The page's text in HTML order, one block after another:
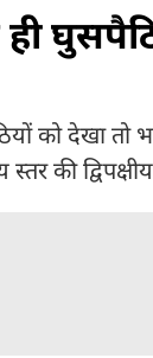
को देखा तो
की द्विपक्षीय